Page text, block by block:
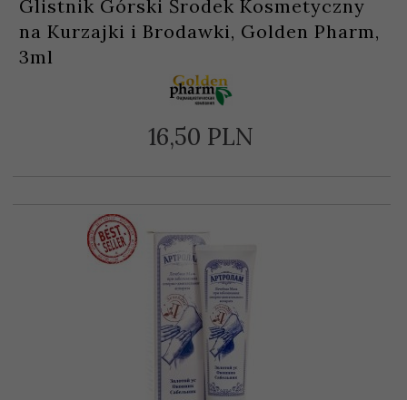
Glistnik Górski Środek Kosmetyczny
na Kurzajki i Brodawki, Golden Pharm,
3ml
16,50 PLN